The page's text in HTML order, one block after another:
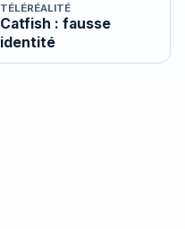
TÉLÉRÉALITÉ
Catfish : fausse
identité